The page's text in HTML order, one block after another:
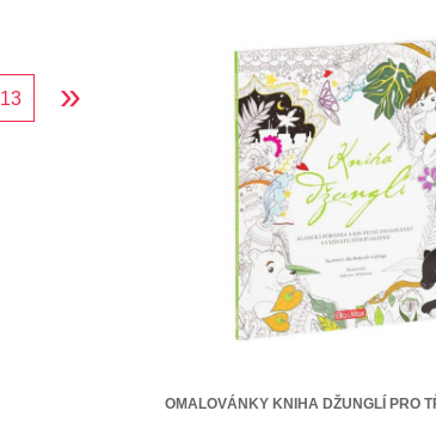
13 »
OMALOVÁNKY KNIHA DŽUNGLÍ PRO